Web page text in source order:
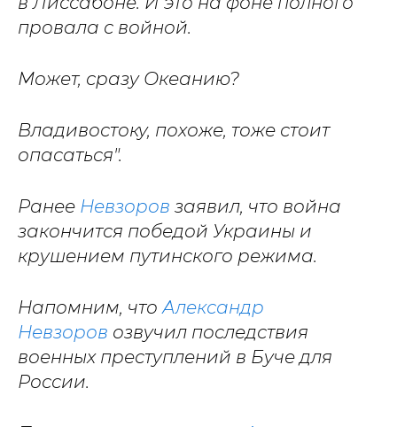
провала с войной.
Может, сразу Океанию?
Владивостоку, похоже, тоже стоит
опасаться".
Ранее Невзоров заявил, что война
закончится победой Украины и
крушением путинского режима.
Напомним, чтоАлександр
Невзоров озвучил последствия
военных преступлений в Буче для
России.